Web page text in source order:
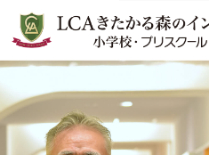
LCAきたかる森のインター小学